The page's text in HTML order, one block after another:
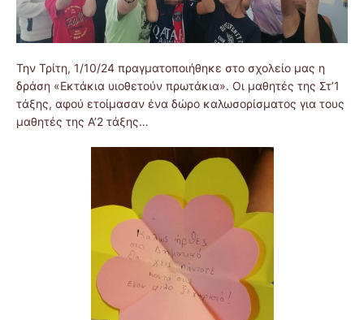
Την Τρίτη, 1/10/24 πραγματοποιήθηκε στο σχολείο μας η
δράση «Εκτάκια υιοθετούν πρωτάκια». Οι μαθητές της Στ’1
τάξης, αφού ετοίμασαν ένα δώρο καλωσορίσματος για τους
μαθητές της Α’2 τάξης…